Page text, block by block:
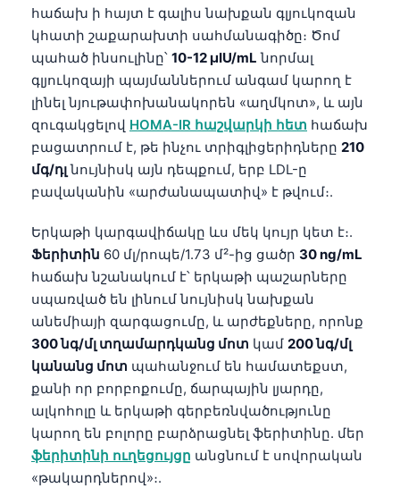
հաճախ ի հայտ է գալիս նախքան գլյուկոզան
կհատի շաքարախտի սահմանագիծը։ Ծոմ
պահած ինսուլինը՝ 10-12 μIU/mL նորմալ
գլյուկոզայի պայմաններում անգամ կարող է
լինել նյութափոխանակորեն «աղմկոտ», և այն
զուգակցելով HOMA-IR հաշվարկի հետ հաճախ
բացատրում է, թե ինչու տրիգլիցերիդները 210
մգ/դլնույնիսկ այն դեպքում, երբ LDL-ը
բավականին «արժանապատիվ» է թվում։.
Երկաթի կարգավիճակը ևս մեկ կույր կետ է։.
Ֆերիտին 60 մլ/րոպե/1.73 մ²-ից ցածր 30 ng/mL
հաճախ նշանակում է՝ երկաթի պաշարները
սպառված են լինում նույնիսկ նախքան
անեմիայի զարգացումը, և արժեքները, որոնք
300 նգ/մլ տղամարդկանց մոտ կամ 200 նգ/մլ
կանանց մոտ պահանջում են համատեքստ,
քանի որ բորբոքումը, ճարպային լյարդը,
ալկոհոլը և երկաթի գերբեռնվածությունը
կարող են բոլորը բարձրացնել ֆերիտինը. մեր
ֆերիտինի ուղեցույցը անցնում է սովորական
«թակարդներով»։.